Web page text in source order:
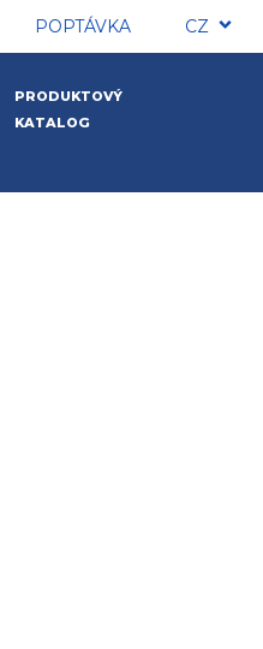
POPTÁVKA CZ
PRODUKTOVÝ
KATALOG